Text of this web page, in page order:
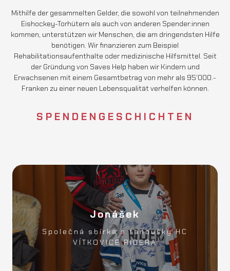
Mithilfe der gesammelten Gelder, die sowohl von teilnehmenden
Eishockey-Torhütern als auch von anderen Spender:innen
kommen, unterstützen wir Menschen, die am dringendsten Hilfe
benötigen. Wir finanzieren zum Beispiel
Rehabilitationsaufenthalte oder medizinische Hilfsmittel. Seit
der Gründung von Saves Help haben wir Kindern und
Erwachsenen mit einem Gesamtbetrag von mehr als 95'000.-
Franken zu einer neuen Lebensqualität verhelfen können.
SPENDENGESCHICHTEN
Jonášek
Společná sbírka s fanoušky HC
VÍTKOVICE RIDERA
Zakoupené pomůcky
MEHR FANGEN, MEHR HELFEN